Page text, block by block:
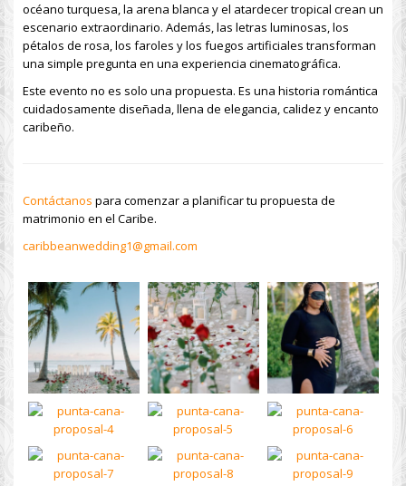
océano turquesa, la arena blanca y el atardecer tropical crean un
escenario extraordinario. Además, las letras luminosas, los
pétalos de rosa, los faroles y los fuegos artificiales transforman
una simple pregunta en una experiencia cinematográfica.
Este evento no es solo una propuesta. Es una historia romántica
cuidadosamente diseñada, llena de elegancia, calidez y encanto
caribeño.
Contáctanos para comenzar a planificar tu propuesta de
matrimonio en el Caribe.
caribbeanwedding1@gmail.com